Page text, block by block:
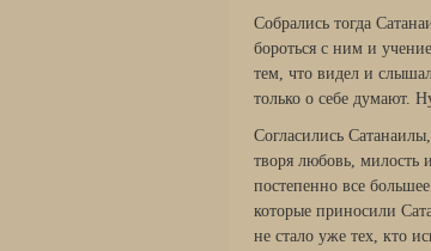
Собрались тогда
бороться с ним и
тем, что видел и
только о себе думают.
Согласились
творя любовь, милость
постепенно все
которые приносили
не стало уже тех, кто